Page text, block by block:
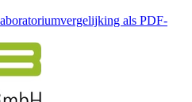
als PDF-